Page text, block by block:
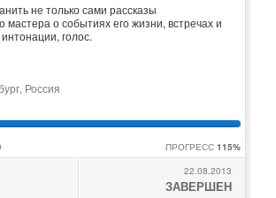
не только сами рассказы
мастера о событиях его жизни, встречах и
голос.
Россия
ПРОГРЕСС 115%
22.08.2013
ЗАВЕРШЕН